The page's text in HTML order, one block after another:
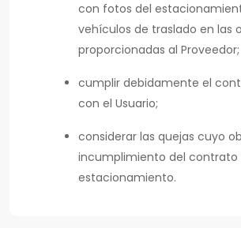
con fotos del
vehículos de traslado en las
proporcionadas al Proveedor;
cumplir debidamente el
con el Usuario;
considerar las quejas cuyo
incumplimiento del contrato
estacionamiento.